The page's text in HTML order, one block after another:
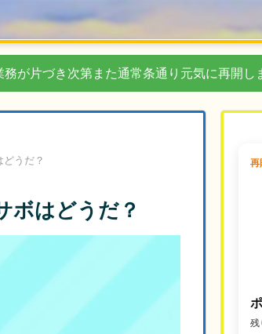
が片づき次第また通常条通り元気に再開し
うだ？
ボはどうだ？
再
残